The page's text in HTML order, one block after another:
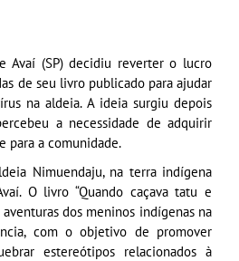
Avaí (SP) decidiu reverter o lucro
de seu livro publicado para ajudar
na aldeia. A ideia surgiu depois
a necessidade de adquirir
para a comunidade.
Nimuendaju, na terra indígena
O livro “Quando caçava tatu e
dos meninos indígenas na
com o objetivo de promover
estereótipos relacionados à